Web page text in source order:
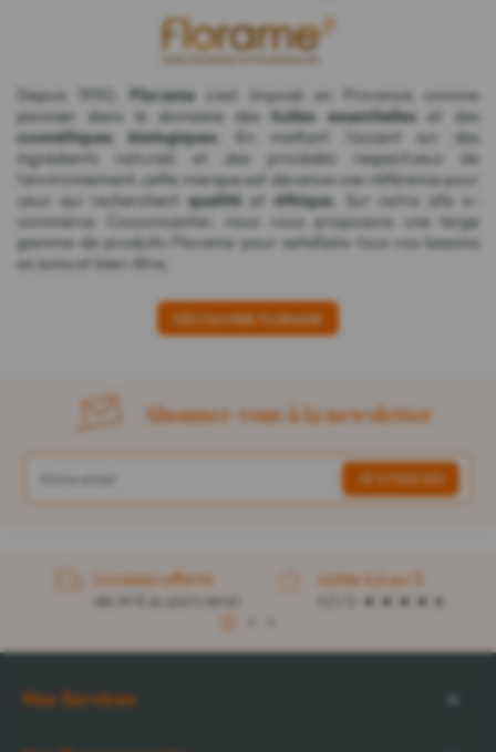
Depuis 1990, Florame s'est imposé en Provence comme
pionnier dans le domaine des huiles essentielleset des
cosmétiques biologiques. En mettant l'accent sur des
ingrédients naturels et des procédés respectueux de
l'environnement, cette marque est devenue une référence pour
ceux qui recherchent qualité et éthique. Sur notre site e-
commerce Cocooncenter, nous vous proposons une large
gamme de produits Florame pour satisfaire tous vos besoins
en soins et bien-être.
DÉCOUVRIR FLORAME
Abonnez-vous à la newsletter
Livraison offerte
dès 49 € en point retrait
notée 4,6 sur 5
1
Nos Services